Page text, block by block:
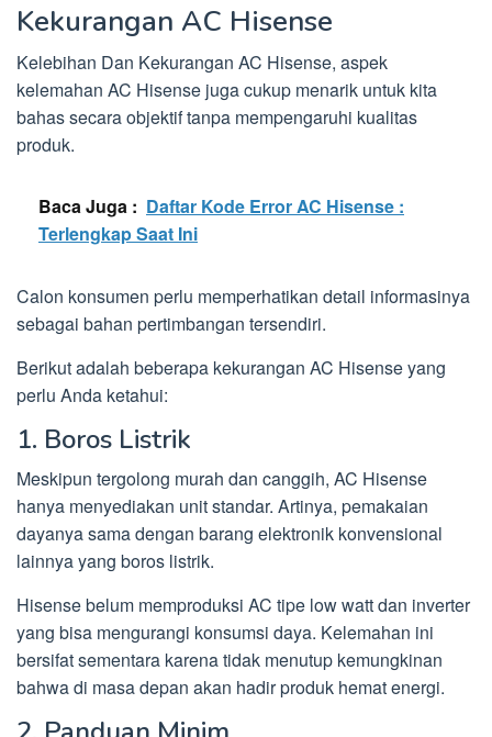
Kekurangan AC Hisense
Kelebihan Dan Kekurangan AC Hisense, aspek
kelemahan AC Hisense juga cukup menarik untuk kita
bahas secara objektif tanpa mempengaruhi kualitas
produk.
Baca Juga : Daftar Kode Error AC Hisense :
Terlengkap Saat Ini
Calon konsumen perlu memperhatikan detail informasinya
sebagai bahan pertimbangan tersendiri.
Berikut adalah beberapa kekurangan AC Hisense yang
perlu Anda ketahui:
1. Boros Listrik
Meskipun tergolong murah dan canggih, AC Hisense
hanya menyediakan unit standar. Artinya, pemakaian
dayanya sama dengan barang elektronik konvensional
lainnya yang boros listrik.
Hisense belum memproduksi AC tipe low watt dan inverter
yang bisa mengurangi konsumsi daya. Kelemahan ini
bersifat sementara karena tidak menutup kemungkinan
bahwa di masa depan akan hadir produk hemat energi.